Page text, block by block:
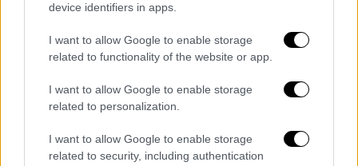
device identifiers in apps.
I want to allow Google to enable storage
related to functionality of the website or app.
I want to allow Google to enable storage
related to personalization.
I want to allow Google to enable storage
related to security, including authentication
αμερικανικά, γιατίθέλουμε να
ότι έχουμε χειριστές για τα
τμήματα του διαστημικού σταθμού τόσο των
ΗΠΑ όσο και της Ρωσίας», δήλωσε ο Αμίτ
Κσατρίγια, αναπληρωτής διαχειριστής της
NASA.
Ο Δρ. Φαρχάν Ασράρ,ερευνητής ιατρικής του